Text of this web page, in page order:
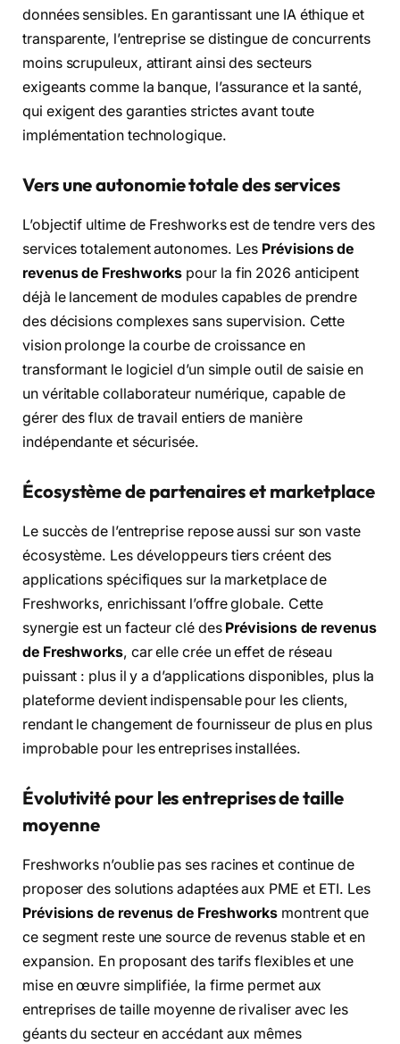
données sensibles. En garantissant une IA éthique et
transparente, l’entreprise se distingue de concurrents
moins scrupuleux, attirant ainsi des secteurs
exigeants comme la banque, l’assurance et la santé,
qui exigent des garanties strictes avant toute
implémentation technologique.
Vers une autonomie totale des services
L’objectif ultime de Freshworks est de tendre vers des
services totalement autonomes. Les Prévisions de
revenus de Freshworks pour la fin 2026 anticipent
déjà le lancement de modules capables de prendre
des décisions complexes sans supervision. Cette
vision prolonge la courbe de croissance en
transformant le logiciel d’un simple outil de saisie en
un véritable collaborateur numérique, capable de
gérer des flux de travail entiers de manière
indépendante et sécurisée.
Écosystème de partenaires et marketplace
Le succès de l’entreprise repose aussi sur son vaste
écosystème. Les développeurs tiers créent des
applications spécifiques sur la marketplace de
Freshworks, enrichissant l’offre globale. Cette
synergie est un facteur clé des Prévisions de revenus
de Freshworks, car elle crée un effet de réseau
puissant : plus il y a d’applications disponibles, plus la
plateforme devient indispensable pour les clients,
rendant le changement de fournisseur de plus en plus
improbable pour les entreprises installées.
Évolutivité pour les entreprises de taille
moyenne
Freshworks n’oublie pas ses racines et continue de
proposer des solutions adaptées aux PME et ETI. Les
Prévisions de revenus de Freshworks montrent que
ce segment reste une source de revenus stable et en
expansion. En proposant des tarifs flexibles et une
mise en œuvre simplifiée, la firme permet aux
entreprises de taille moyenne de rivaliser avec les
géants du secteur en accédant aux mêmes